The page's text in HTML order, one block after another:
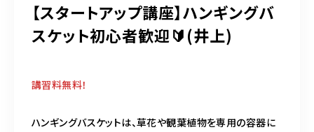
【スタートアップ講座】ハンギングバ
スケット初心者歓迎🔰(井上)
講習料無料！
ハンギングバスケットは、草花や観葉植物を専用の容器に
ネットショップ